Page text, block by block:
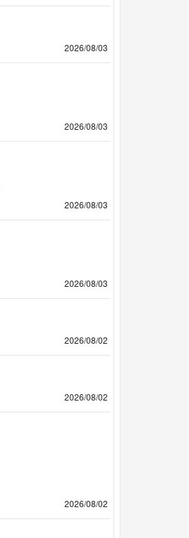
2026/08/03
2026/08/03
2026/08/03
2026/08/03
2026/08/02
2026/08/02
2026/08/02